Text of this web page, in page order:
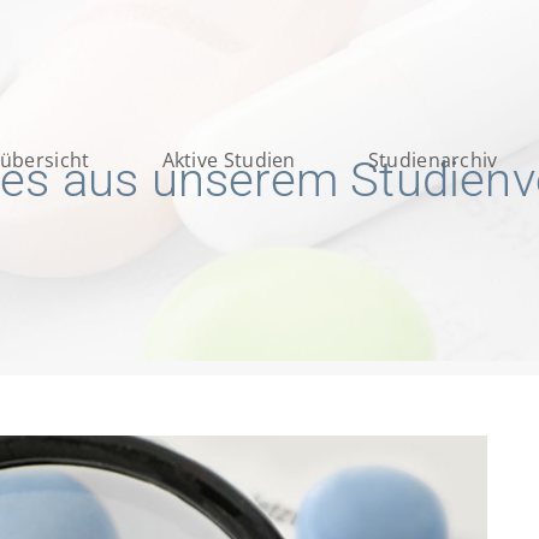
Aktive Studien Studienarchiv
aus unserem